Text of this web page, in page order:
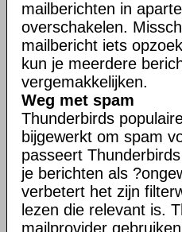
mailberichten in
overschakelen.
mailbericht iets
kun je meerdere
vergemakkelijken.
Weg met spam
Thunderbirds
bijgewerkt om spam
passeert
je berichten als
verbetert het zijn
lezen die relevant is.
mailprovider